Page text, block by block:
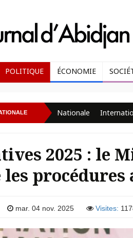
POLITIQUE ÉCONOMIE
Nationale
2025 : le
mar. 04 nov. 2025 Visites: